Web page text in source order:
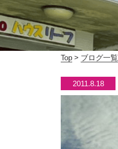
Top > ブログ一覧
2011.8.18